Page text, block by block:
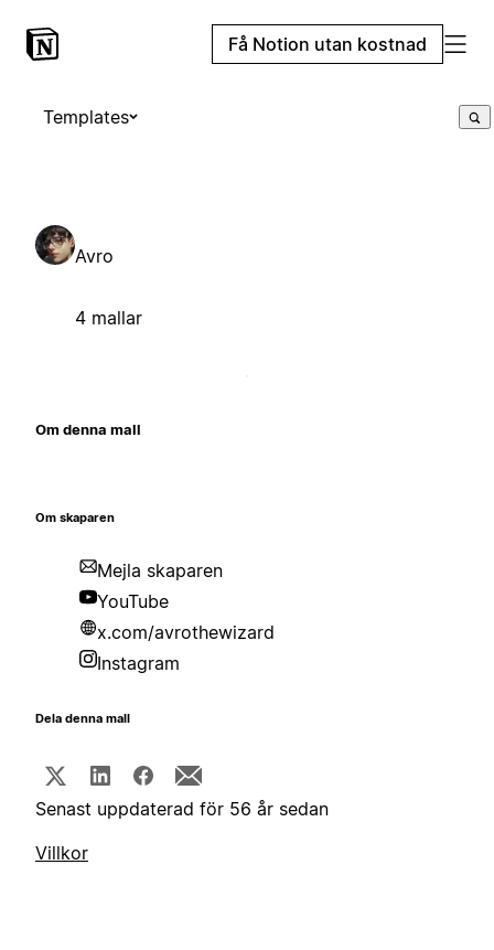
Få Notion utan kostnad
Templates
Avro
4 mallar
Om denna mall
Om skaparen
Mejla skaparen
YouTube
x.com/avrothewizard
Instagram
Dela denna mall
Senast uppdaterad för 56 år sedan
Villkor